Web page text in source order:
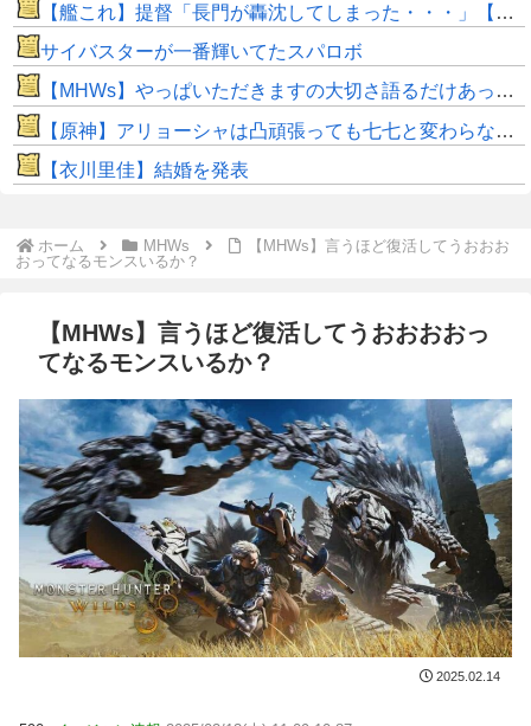
【艦これ】提督「長門が轟沈してしまった・・・」【SS】
サイバスターが一番輝いてたスパロボ
【MHWs】やっぱいただきますの大切さ語るだけあって飯のこだわり凄いよね
【原神】アリョーシャは凸頑張っても七七と変わらない感じか。
【衣川里佳】結婚を発表
ホーム MHWs
【MHWs】言うほど復活してうおおお
おってなるモンスいるか？
【MHWs】言うほど復活してうおおおおっ
てなるモンスいるか？
2025.02.14